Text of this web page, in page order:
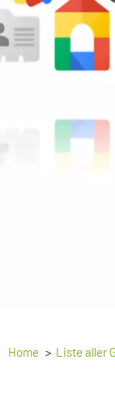
Home Liste aller